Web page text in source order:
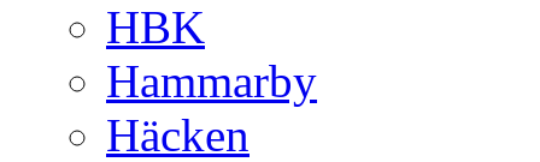
HBK
Hammarby
Häcken